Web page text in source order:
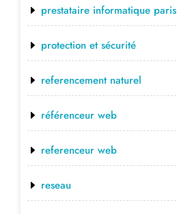
prestataire informatique paris
protection et sécurité
referencement naturel
référenceur web
referenceur web
reseau